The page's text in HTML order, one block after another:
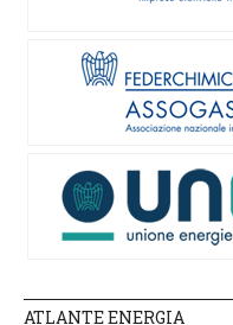
ATLANTE ENERGIA